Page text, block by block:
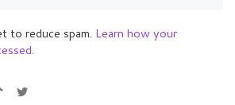
to reduce spam. Learn how your